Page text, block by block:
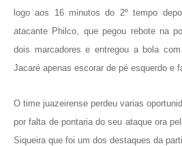
logo aos 16 minutos do 2º tempo
atacante Philco, que pegou rebote na
dois marcadores e entregou a bola
Jacaré apenas escorar de pé esquerdo e
O time juazeirense perdeu varias
por falta de pontaria do seu ataque ora
Siqueira que foi um dos destaques da